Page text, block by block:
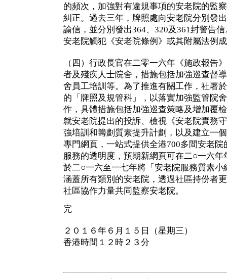
的頻次，加強對有違規事項的安老院的監
糾正。過去三年，牌照處向安老院分別發
諭信，並分別發出364、320及361封警告
安老院觸犯《安老院條例》或其附屬法例
（四）行政長官在二零一六年《施政報告
者及殘疾人士院舍，措施包括加強巡查督
舍員工培訓等。為了推進有關工作，社署
的「牌照及規管科」，以落實加強監管院
作，具體措施包括加強巡查策略及增加覆
就安老院提出的投訴、檢視《安老院實務
強培訓和籌劃質素提升計劃，以及建立一
專門網頁，一站式提供全港700多間安老
服務的透明度，預期新網頁可在二○一六
於二○一六至一七年將「安老院服務質素
涵蓋所有類別的安老院，透過社區持份者
社區協作力量共同監察安老院。
完
２０１６年６月１５日（星期三）
香港時間１２時２３分